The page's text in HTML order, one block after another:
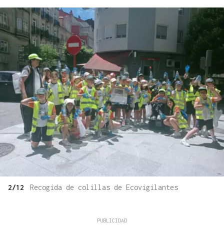
2/12 Recogida de colillas de Ecovigilantes